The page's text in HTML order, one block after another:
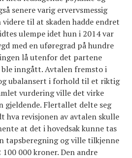
senere varig ervervsmessig
til at skaden hadde endret
ulempe idet hun i 2014 var
med en uføregrad på hundre
lå utenfor det partene
inngått. Avtalen fremsto i
ubalansert i forhold til et riktig
vurdering ville det virke
gjeldende. Flertallet delte seg
revisjonen av avtalen skulle
at det i hovedsak kunne tas
tapsberegning og ville tilkjenne
000 kroner. Den andre